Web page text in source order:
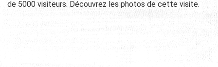
de 5000 visiteurs. Découvrez les photos de cette visite.